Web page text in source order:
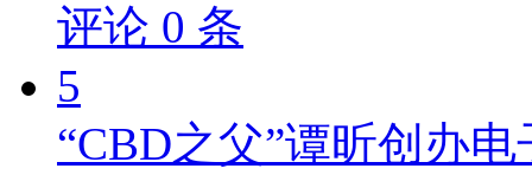
评论 0 条
5
“CBD之父”谭昕创办